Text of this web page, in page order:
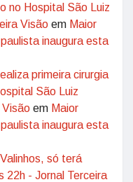
no Hospital São Luiz
Visão em Maior
inaugura esta
primeira cirurgia
São Luiz
Visão em Maior
inaugura esta
só terá
22h - Jornal Terceira